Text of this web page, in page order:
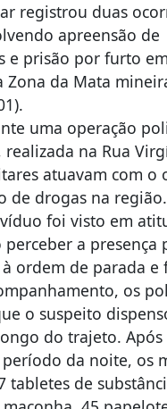
registrou duas
apreensão de
e prisão por furto em
Zona da Mata
uma operação
realizada na Rua
atuavam com o
de drogas na
foi visto em
perceber a presença
ordem de parada e
os
o suspeito
do trajeto. Após
da noite, os
tabletes de